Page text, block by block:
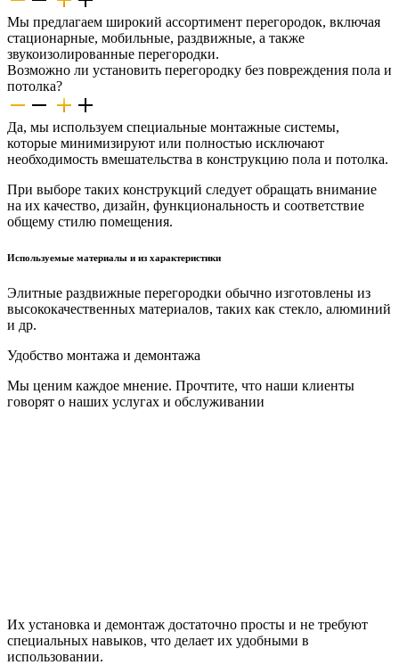
Мы предлагаем широкий ассортимент перегородок, включая
стационарные, мобильные, раздвижные, а также
звукоизолированные перегородки.
Возможно ли установить перегородку без повреждения пола и
потолка?
Да, мы используем специальные монтажные системы,
которые минимизируют или полностью исключают
необходимость вмешательства в конструкцию пола и потолка.
При выборе таких конструкций следует обращать внимание
на их качество, дизайн, функциональность и соответствие
общему стилю помещения.
Используемые материалы и из характеристики
Элитные раздвижные перегородки обычно изготовлены из
высококачественных материалов, таких как стекло, алюминий
и др.
Удобство монтажа и демонтажа
Мы ценим каждое мнение. Прочтите, что наши клиенты
говорят о наших услугах и обслуживании
Их установка и демонтаж достаточно просты и не требуют
специальных навыков, что делает их удобными в
использовании.